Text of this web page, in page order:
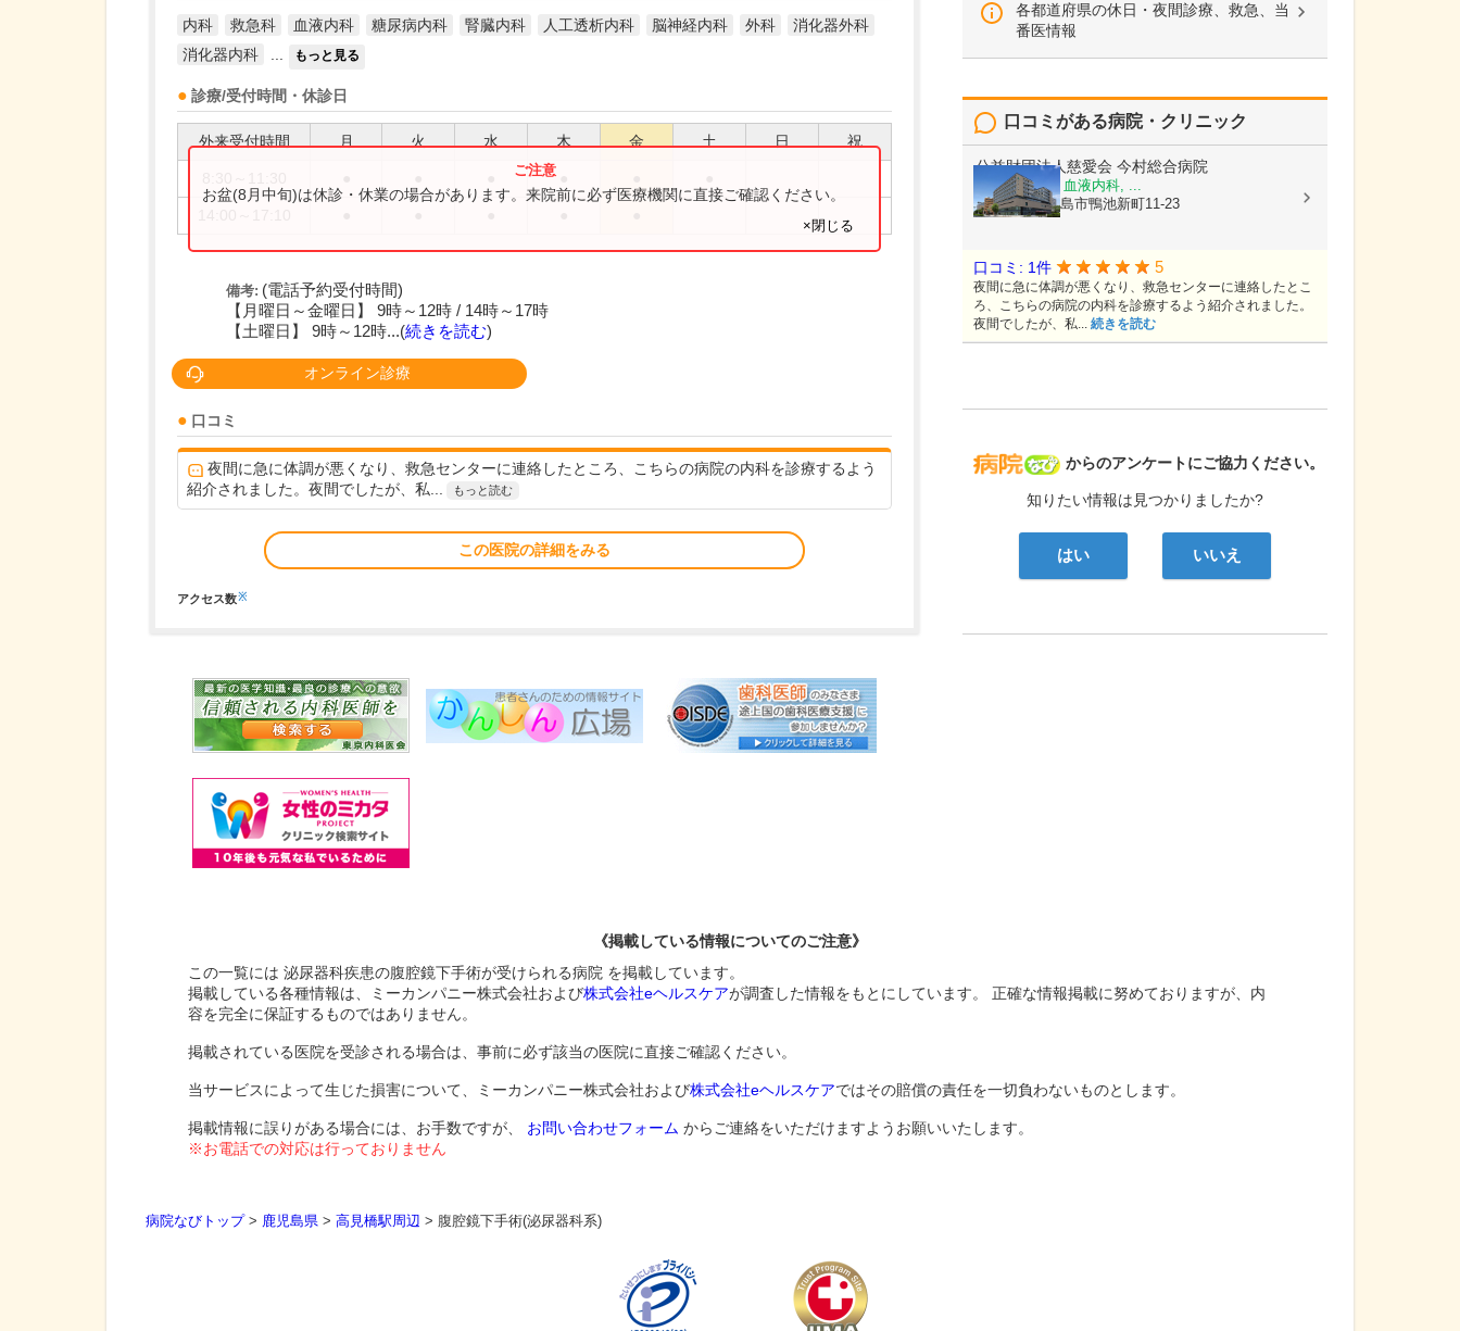
内科 救急科 血液内科 糖尿病内科 腎臓内科 人工透析内科 脳神経内科 外科
消化器外科
消化器内科
もっと見る
診療/受付時間・休診日
外来受付時間 月 火 水 木 金 土 日 祝
お盆(8月中旬)は休診・休業の場合があります。来院前に必ず医療機関に直接ご確認ください。
×閉じる
備考: (電話予約受付時間)
【月曜日～金曜日】 9時～12時 / 14時～17時
【土曜日】 9時～12時...(続きを読む)
オンライン診療
口コミ
夜間に急に体調が悪くなり、救急センターに連絡したところ、こちらの病院の内科を診療するよう
紹介されました。夜間でしたが、私...
もっと読む
この医院の詳細をみる
アクセス数※
各都道府県の休日・夜間診療、救急、当
番医情報
病院なび
からのアンケートにご協力ください。
知りたい情報は見つかりましたか?
はい いいえ
口コミがある病院・クリニック
公益財団法人慈愛会 今村総合病院
内科, 救急科, 血液内科, ...
鹿児島県鹿児島市鴨池新町11-23
口コミ: 1件 5
夜間に急に体調が悪くなり、救急センターに連絡したとこ
ろ、こちらの病院の内科を診療するよう紹介されました。
夜間でしたが、私... 続きを読む
《掲載している情報についてのご注意》
この一覧には 泌尿器科疾患の腹腔鏡下手術が受けられる病院 を掲載しています。
掲載している各種情報は、ミーカンパニー株式会社および株式会社eヘルスケアが調査した情報をもとにしています。 正確な情報掲載に努めておりますが、内
容を完全に保証するものではありません。
掲載されている医院を受診される場合は、事前に必ず該当の医院に直接ご確認ください。
当サービスによって生じた損害について、ミーカンパニー株式会社および株式会社eヘルスケアではその賠償の責任を一切負わないものとします。
掲載情報に誤りがある場合には、お手数ですが、 お問い合わせフォーム からご連絡をいただけますようお願いいたします。
※お電話での対応は行っておりません
病院なびトップ> 鹿児島県 > 高見橋駅周辺 > 腹腔鏡下手術(泌尿器科系)